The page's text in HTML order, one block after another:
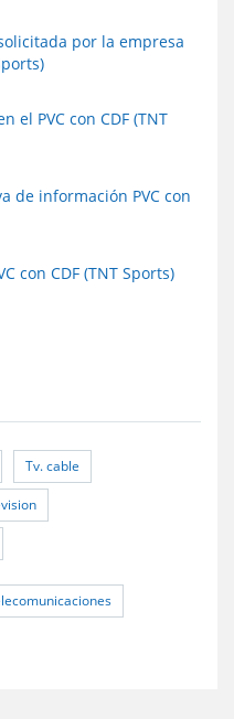
por la empresa
el PVC con CDF (TNT
de información PVC con
con CDF (TNT Sports)
Tv. cable